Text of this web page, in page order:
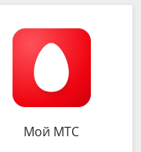
Мой МТС